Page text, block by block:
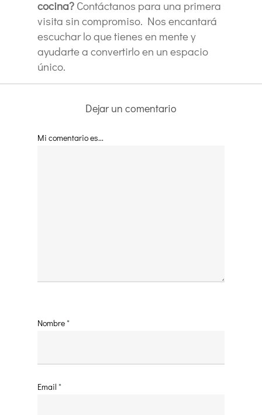
cocina? Contáctanos para una primera
visita sin compromiso. Nos encantará
escuchar lo que tienes en mente y
ayudarte a convertirlo en un espacio
único.
Dejar un comentario
Mi comentario es...
Nombre*
Email *